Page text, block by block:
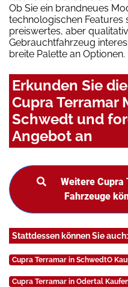
Ob Sie ein brandneues
technologischen Features
preiswertes, aber
Gebrauchtfahrzeug
breite Palette an Optionen.
Erkunden Sie
Cupra Terramar
Schwedt und
Angebot an
Weitere Cupra
Fahrzeuge
Stattdessen können Sie auch:
Cupra Terramar in SchwedtO
Cupra Terramar in Odertal